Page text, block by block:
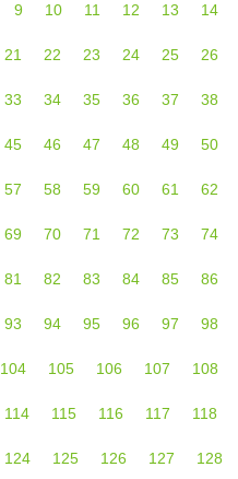
9 10 11 12 13 14
21 22 23 24 25 26
33 34 35 36 37 38
45 46 47 48 49 50
57 58 59 60 61 62
69 70 71 72 73 74
81 82 83 84 85 86
93 94 95 96 97 98
104 105 106 107 108
114 115 116 117 118
124 125 126 127 128